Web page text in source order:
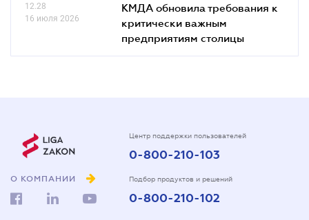
12.28
16 июля 2026
КМДА обновила требования к
критически важным
предприятиям столицы
О КОМПАНИИ
Центр поддержки пользователей
0-800-210-103
Подбор продуктов и решений
0-800-210-102